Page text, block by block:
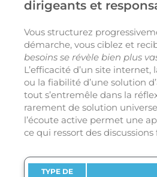
dirigeants et
Vous structurez
démarche, vous ciblez et
besoins se révèle bien plus
L’efficacité d’un site internet,
ou la fiabilité d’une solution
tout s’entremêle dans la
rarement de solution
l’écoute active permet une
ce qui ressort des
TYPE DE